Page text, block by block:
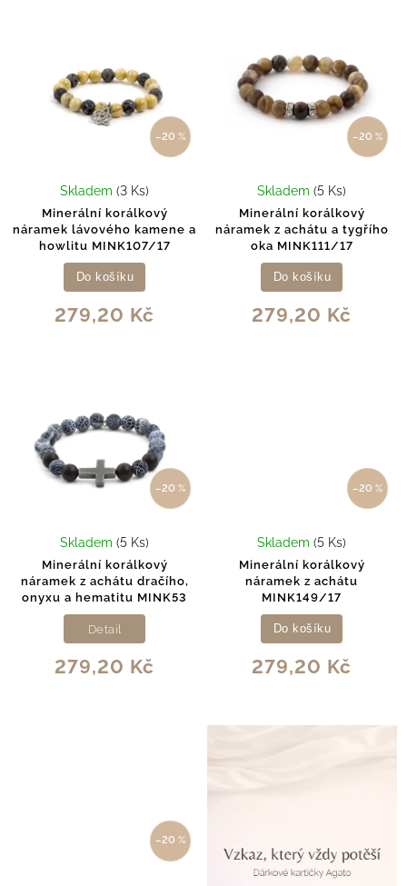
–20 %
Minerální korálkový
náramek lávového kamene a
howlitu MINK107/17
Skladem(3 Ks)
279,20 Kč
Do košíku
–20 %
Minerální korálkový
náramek z achátu a tygřího
oka MINK111/17
Skladem(5 Ks)
279,20 Kč
Do košíku
–20 %
Minerální korálkový
náramek z achátu dračího,
onyxu a hematitu MINK53
Skladem(5 Ks)
279,20 Kč
Detail
–20 %
Minerální korálkový
náramek z achátu
MINK149/17
Skladem(5 Ks)
279,20 Kč
Do košíku
–20 %